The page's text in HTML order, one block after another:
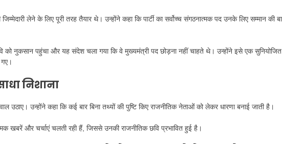
लेने के लिए पूरी तरह तैयार थे। उन्होंने कहा कि पार्टी का सर्वोच्च संगठनात्मक पद उनके लिए सम्मान की
नुकसान पहुंचा और यह संदेश चला गया कि वे मुख्यमंत्री पद छोड़ना नहीं चाहते थे। उन्होंने इसे एक सुनियोजित
निशाना
उठाए। उन्होंने कहा कि कई बार बिना तथ्यों की पुष्टि किए राजनीतिक नेताओं को लेकर धारणा बनाई जाती है।
खबरें और चर्चाएं चलती रही हैं, जिससे उनकी राजनीतिक छवि प्रभावित हुई है।